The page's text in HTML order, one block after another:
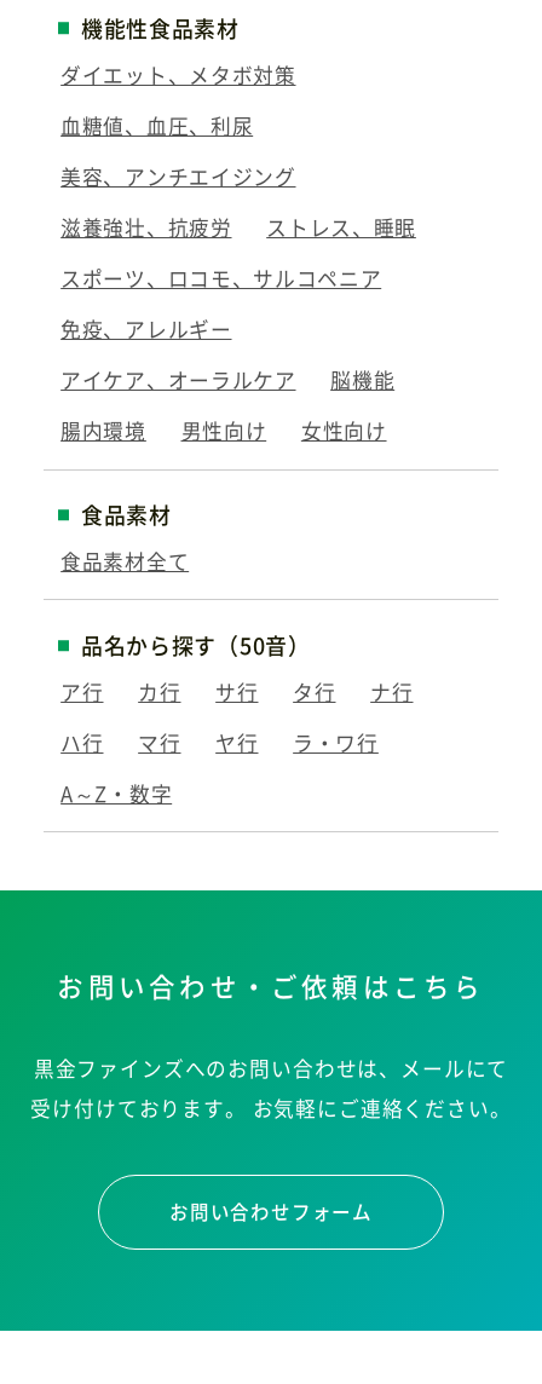
機能性食品素材
ダイエット、メタボ対策
血糖値、血圧、利尿
美容、アンチエイジング
滋養強壮、抗疲労
ストレス、睡眠
スポーツ、ロコモ、サルコペニア
免疫、アレルギー
アイケア、オーラルケア
脳機能
腸内環境
男性向け 女性向け
食品素材
食品素材全て
品名から探す（50音）
ア行 カ行 サ行 タ行
ナ行
ハ行
マ行 ヤ行
ラ・ワ行
A～Z・数字
お問い合わせ・ご依頼はこちら
黒金ファインズへのお問い合わせは、メールにて
受け付けております。
お気軽にご連絡ください。
お問い合わせフォーム